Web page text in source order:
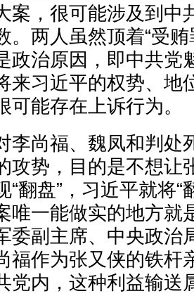
案，很可能涉及到中
。两人虽然顶着“受
政治原因，即中共党
来习近平的权势、地
可能存在上诉行为。
李尚福、魏凤和判处
攻势，目的是不想让
“翻盘”，习近平就将“
唯一能做实的地方就
委副主席、中央政治
福作为张又侠的铁杆
党内，这种利益输送